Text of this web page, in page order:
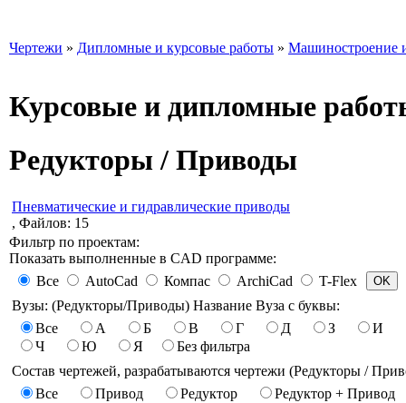
Чертежи » Дипломные и курсовые работы » Машиностроение
Курсовые и дипломные
Редукторы / Приводы
Пневматические и гидравлические приводы
, Файлов: 15
Фильтр по проектам:
Показать выполненные в CAD программе:
Все
AutoCad Компас ArchiCad
T-Flex
Вузы: (Редукторы/Приводы) Название Вуза с буквы:
Все
А Б В Г Д З
И
Ч
Ю Я
Без фильтра
Состав чертежей, разрабатываются чертежи (Редукторы /
Все
Привод Редуктор
Редуктор + Привод